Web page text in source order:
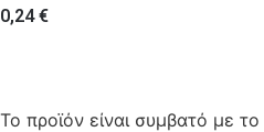
0,24€
Το προϊόν είναι συμβατό με